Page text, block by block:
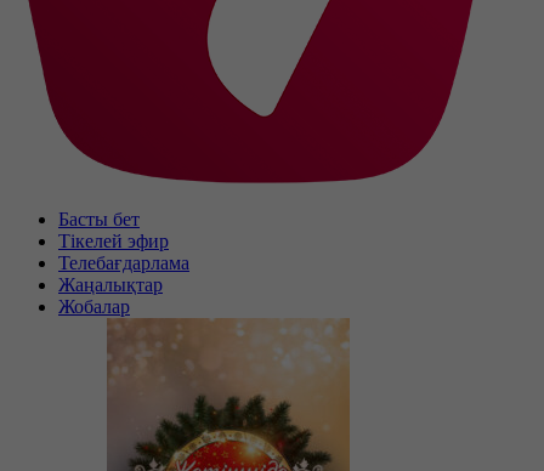
Басты бет
Тікелей эфир
Телебағдарлама
Жаңалықтар
Жобалар